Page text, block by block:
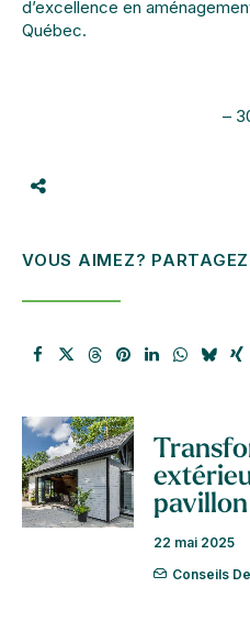
d’excellence en
Québec.
–
VOUS AIMEZ?
pavillon
22 mai 2025
Conseils